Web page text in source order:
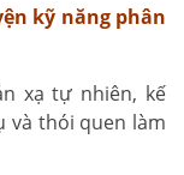
kỹ năng phân
xạ tự nhiên, kế
và thói quen làm